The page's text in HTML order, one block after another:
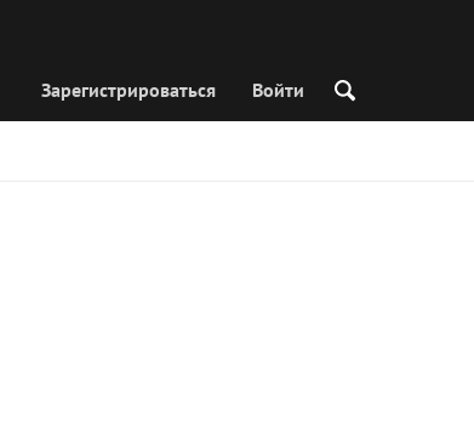
Зарегистрироваться Войти